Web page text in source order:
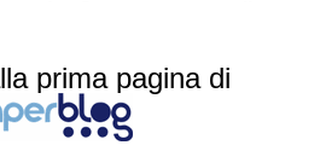
prima pagina di